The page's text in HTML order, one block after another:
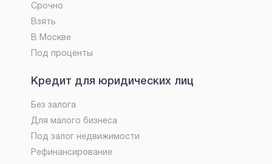
Срочно
Взять
В Москве
Под проценты
Кредит для юридических лиц
Без залога
Для малого бизнеса
Под залог недвижимости
Рефинансирование